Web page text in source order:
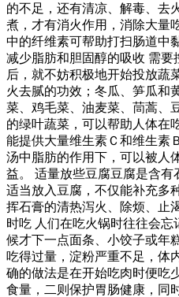
的不足，还有清凉、解毒、去
煮，才有消火作用，消除大量
中的纤维素可帮助打扫肠道中
减少脂肪和胆固醇的吸收 需要
后，就不妨积极地开始投放蔬
火去腻的功效；冬瓜、笋瓜和
菜、鸡毛菜、油麦菜、茼蒿、
的绿叶蔬菜，可以帮助人体在
能提供大量维生素Ｃ和维生素
汤中脂肪的作用下，可以被人
益。 适量放些豆腐豆腐是含
适当放入豆腐，不仅能补充多
挥石膏的清热泻火、除烦、止
时吃 人们在吃火锅时往往会
候才下一点面条、小饺子或年
吃得过量，淀粉严重不足，体
确的做法是在开始吃肉时便吃
食量，二则保护胃肠健康，同